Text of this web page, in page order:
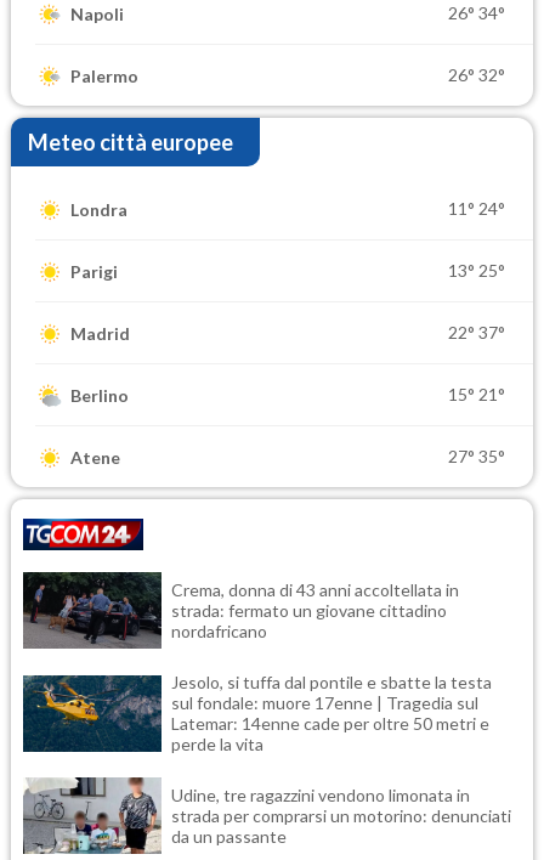
Napoli 26° 34°
Palermo 26° 32°
Meteo città europee
Londra 11° 24°
Parigi 13° 25°
Madrid 22° 37°
Berlino 15° 21°
Atene 27° 35°
Crema, donna di 43 anni accoltellata in
strada: fermato un giovane cittadino
nordafricano
Jesolo, si tuffa dal pontile e sbatte la testa
sul fondale: muore 17enne | Tragedia sul
Latemar: 14enne cade per oltre 50 metri e
perde la vita
Udine, tre ragazzini vendono limonata in
strada per comprarsi un motorino: denunciati
da un passante